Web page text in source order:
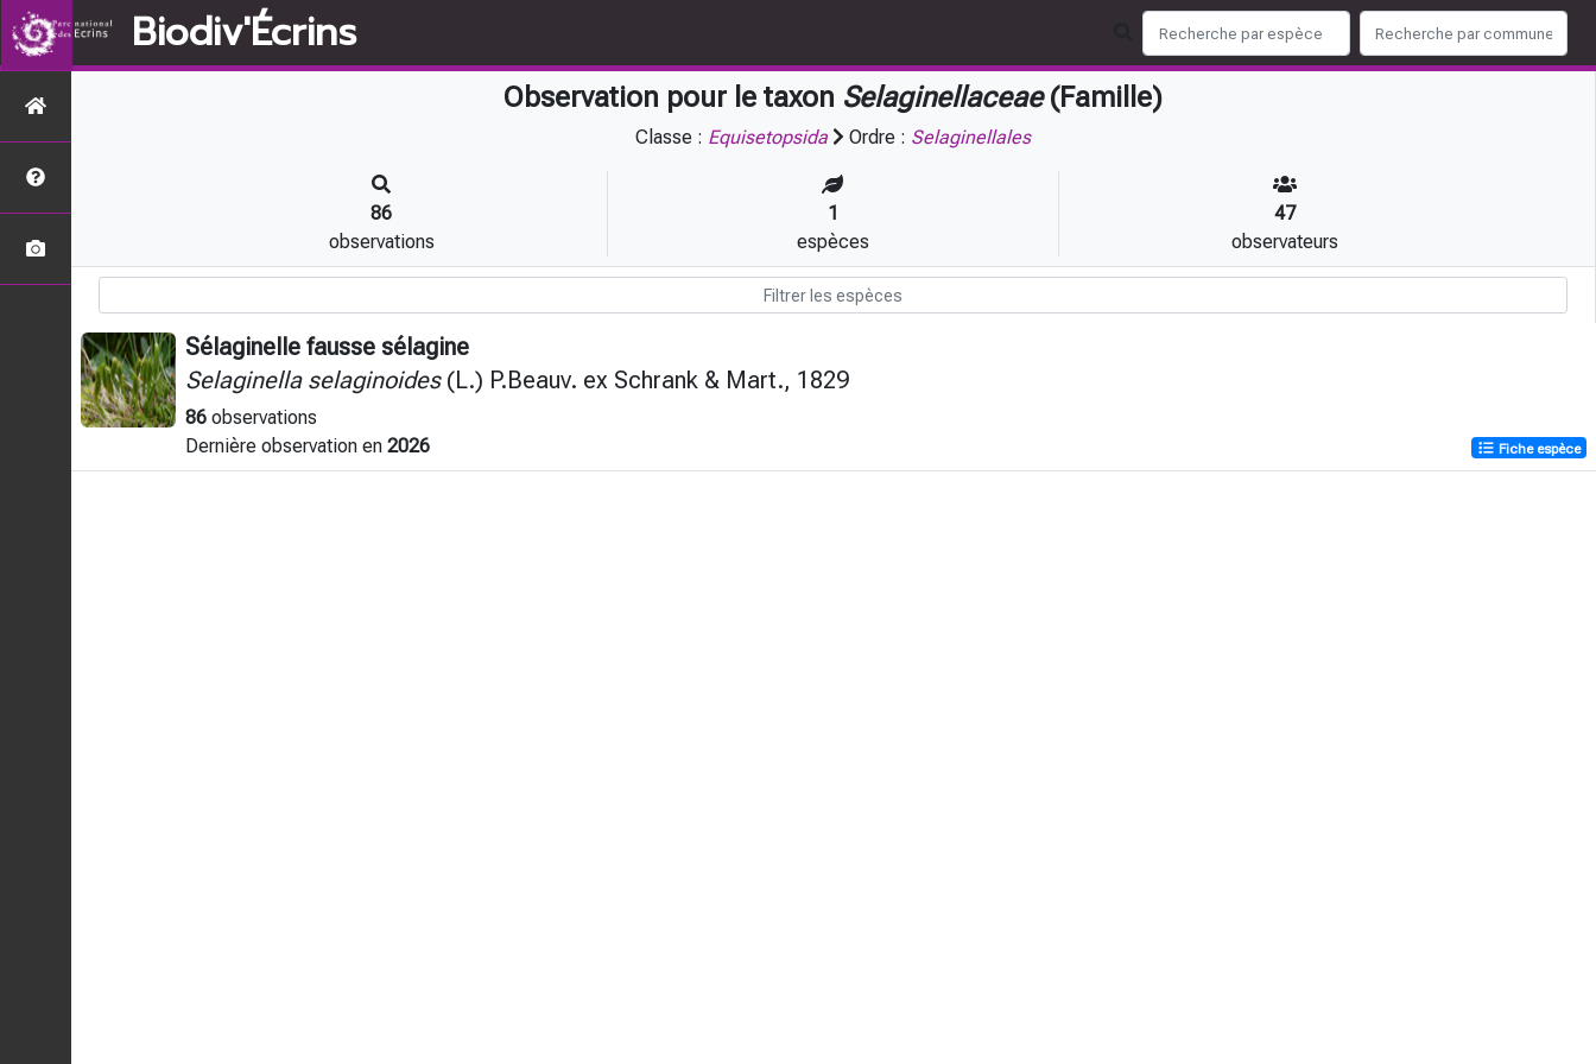
Biodiv'Écrins
Observation pour le taxon Selaginellaceae(Famille)
Classe : Equisetopsida Ordre : Selaginellales
86
observations
1
espèces
47
observateurs
Sélaginelle fausse sélagine
Selaginella selaginoides(L.) P.Beauv. ex Schrank & Mart., 1829
86 observations
Dernière observation en 2026 Fiche espèce